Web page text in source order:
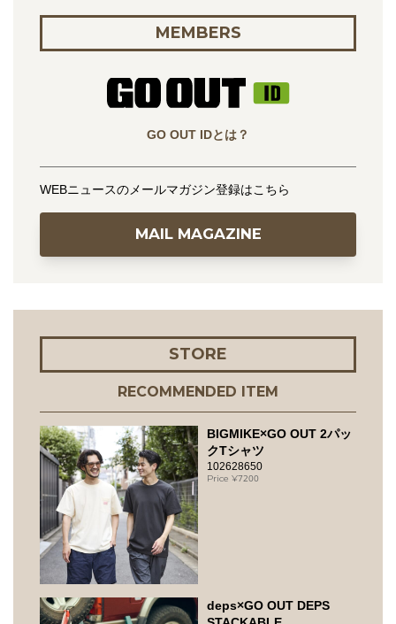
MEMBERS
GO OUT IDとは？
WEBニュースのメールマガジン登録はこちら
MAIL MAGAZINE
STORE
RECOMMENDED ITEM
BIGMIKE×GO OUT 2パッ
クTシャツ
102628650
7200
deps×GO OUT DEPS